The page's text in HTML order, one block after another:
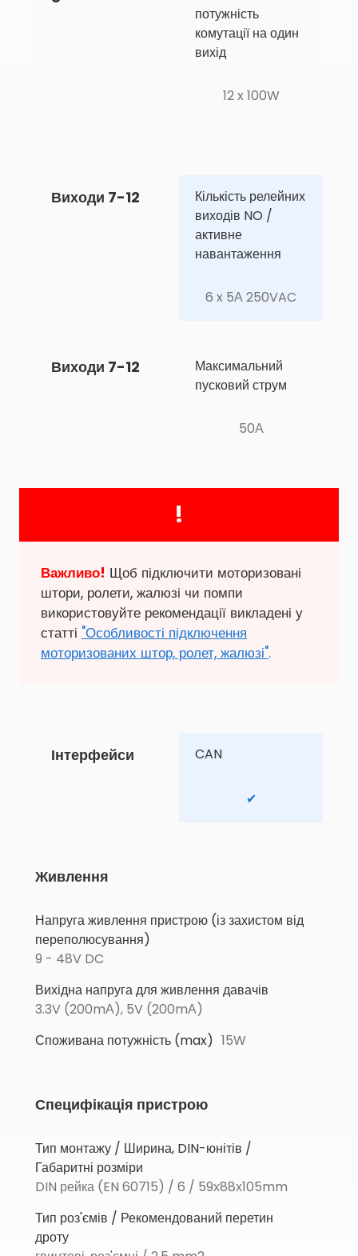
потужність
комутації на один
вихід
12 x 100W
Виходи 7-12
Кількість релейних
виходів NO /
активне
навантаження
6 x 5А 250VAC
Виходи 7-12
Максимальний
пусковий струм
50А
!
Важливо! Щоб підключити моторизовані
штори, ролети, жалюзі чи помпи
використовуйте рекомендації викладені у
статті "Особливості підключення
моторизованих штор, ролет, жалюзі".
Інтерфейси CAN
✔
Живлення
Напруга живлення пристрою (із захистом від
переполюсування)
9 - 48V DC
Вихідна напруга для живлення давачів
3.3V (200mА), 5V (200mА)
Споживана потужність (max) 15W
Специфікація пристрою
Тип монтажу / Ширина, DIN-юнітів /
Габаритні розміри
DIN рейка (EN 60715) / 6 / 59х88х105mm
Тип роз'ємів / Рекомендований перетин
дроту